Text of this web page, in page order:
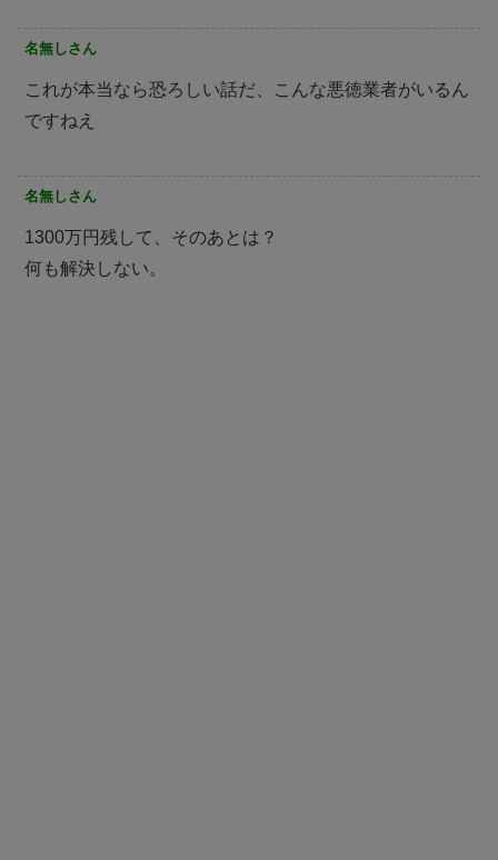
名無しさん
これが本当なら恐ろしい話だ、こんな悪徳業者がいるん
ですねえ
名無しさん
1300万円残して、そのあとは？
何も解決しない。